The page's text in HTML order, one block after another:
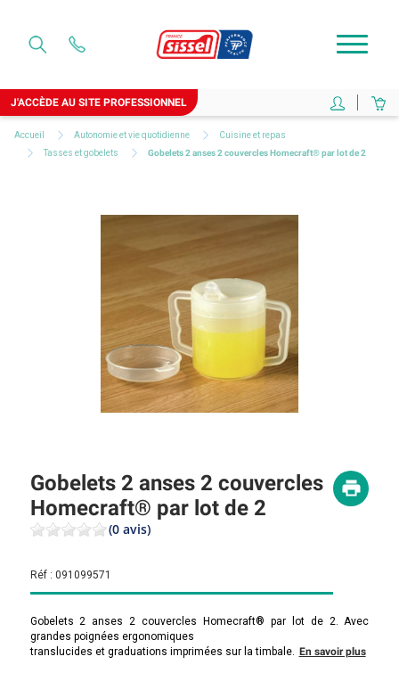
J'ACCÈDE AU SITE PROFESSIONNEL
Accueil Autonomie et vie quotidienne
Cuisine et repas
Tasses et gobelets
Gobelets 2 anses 2 couvercles Homecraft® par lot de 2
Gobelets 2 anses 2 couvercles
Homecraft® par lot de 2
(0 avis)
Réf : 091099571
Gobelets 2 anses 2 couvercles Homecraft® par lot de 2. Avec
grandes poignées ergonomiques
translucides et graduations imprimées sur la timbale. En savoir plus